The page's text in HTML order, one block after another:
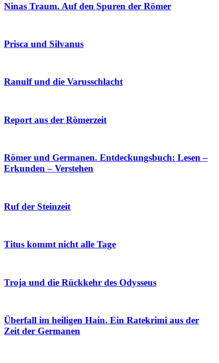
Ninas Traum. Auf den Spuren der Römer
Prisca und Silvanus
Ranulf und die Varusschlacht
Report aus der Römerzeit
Römer und Germanen. Entdeckungsbuch: Lesen –
Erkunden – Verstehen
Ruf der Steinzeit
Titus kommt nicht alle Tage
Troja und die Rückkehr des Odysseus
Überfall im heiligen Hain. Ein Ratekrimi aus der
Zeit der Germanen